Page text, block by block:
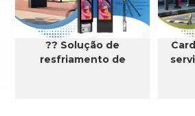
?? Solução de
resfriamento de